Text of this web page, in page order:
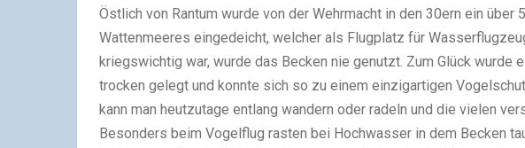
Östlich von Rantum wurde von der Wehrmacht in den 30ern ein über
Wattenmeeres eingedeicht, welcher als Flugplatz für
kriegswichtig war, wurde das Becken nie genutzt. Zum Glück wurde
trocken gelegt und konnte sich so zu einem einzigartigen
kann man heutzutage entlang wandern oder radeln und die vielen
Besonders beim Vogelflug rasten bei Hochwasser in dem Becken